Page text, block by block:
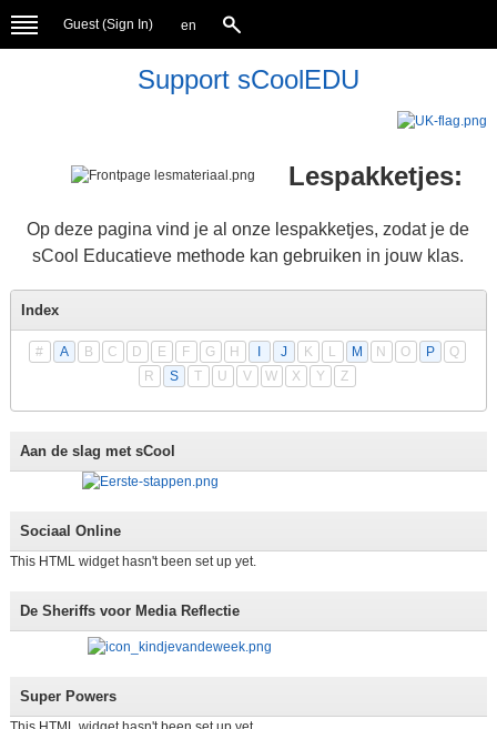
Guest (Sign In) en
Support sCoolEDU
Lespakketjes:
Op deze pagina vind je al onze lespakketjes, zodat je de
sCool Educatieve methode kan gebruiken in jouw klas.
Index
# A B C D E F G H J K L M N O P
Q
R
S T U V W X Y Z
Aan de slag met sCool
Sociaal Online
This HTML widget hasn't been set up yet.
De Sheriffs voor Media Reflectie
Super Powers